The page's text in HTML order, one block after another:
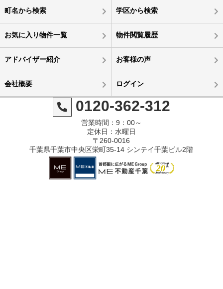
町名から検索 学区から検索
お気に入り物件一覧 物件閲覧履歴
アドバイザー紹介 お客様の声
会社概要 ログイン
0120-362-312
営業時間：9：00～
定休日：水曜日
〒260-0016
千葉県千葉市中央区栄町35-14 シンテイ千葉ビル2階